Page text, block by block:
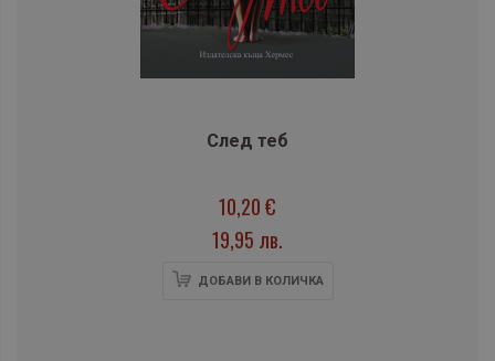
След теб
10,20 €
19,95 лв.
ДОБАВИ В КОЛИЧКА